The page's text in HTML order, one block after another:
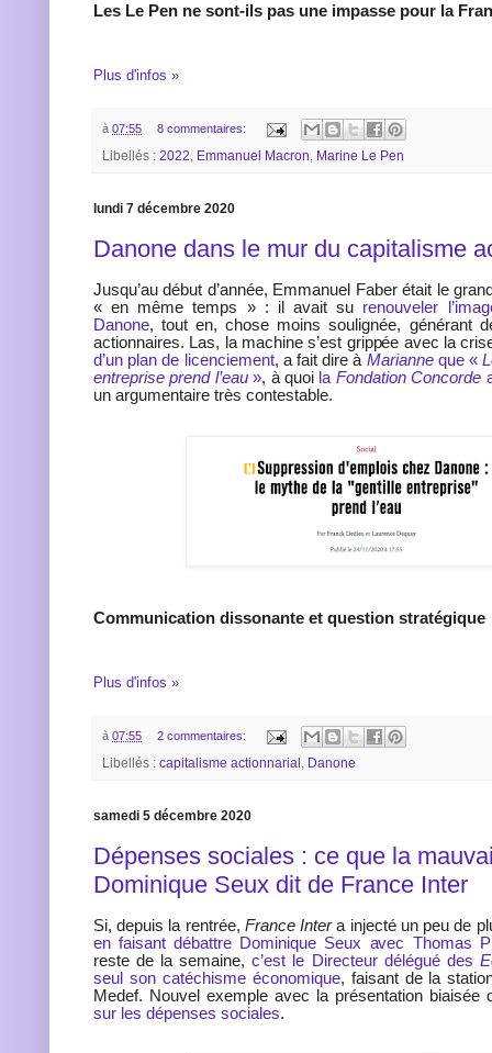
Les Le Pen ne sont-ils pas une impasse pour la
Plus d'infos »
à 07:55 8 commentaires:
Libellés : 2022, Emmanuel Macron, Marine Le Pen
lundi 7 décembre 2020
Danone dans le mur du capitalisme
Jusqu’au début d’année, Emmanuel Faber était le
« en même temps » : il avait su renouveler
Danone, tout en, chose moins soulignée, générant
actionnaires. Las, la machine s’est grippée avec la
d’un plan de licenciement, a fait dire à Marianneque «
entreprise prend l’eau», à quoi la Fondation Concorde
un argumentaire très contestable.
Communication dissonante et question stratégique
Plus d'infos »
à 07:55 2 commentaires:
Libellés : capitalisme actionnarial , Danone
samedi 5 décembre 2020
Dépenses sociales : ce que la
Dominique Seux dit de France Inter
Si, depuis la rentrée, France Intera injecté un peu de
en faisant débattre Dominique Seux avec Thomas
reste de la semaine,c’est le Directeur délégué des
seul son catéchisme économique, faisant de la
Medef. Nouvel exemple avec la présentation biaisée
sur les dépenses sociales.